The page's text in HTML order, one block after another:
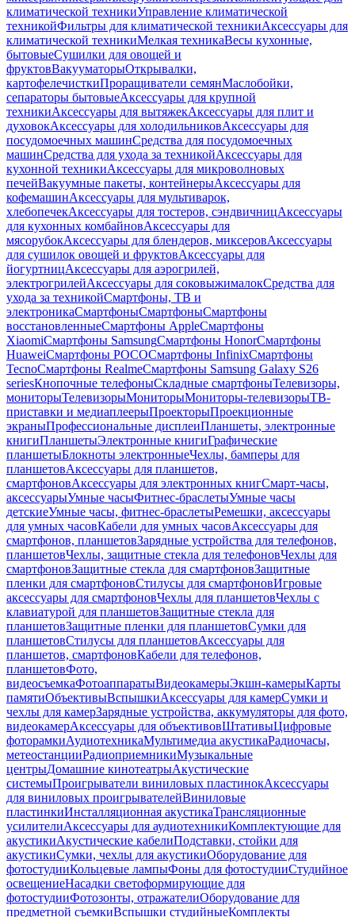
климатической техникиУправление климатической
техникойФильтры для климатической техникиАксессуары для
климатической техникиМелкая техникаВесы кухонные,
бытовыеСушилки для овощей и
фруктовВакууматорыОткрывалки,
картофелечисткиПроращиватели семянМаслобойки,
сепараторы бытовыеАксессуары для крупной
техникиАксессуары для вытяжекАксессуары для плит и
духовокАксессуары для холодильниковАксессуары для
посудомоечных машинСредства для посудомоечных
машинСредства для ухода за техникойАксессуары для
кухонной техникиАксессуары для микроволновых
печейВакуумные пакеты, контейнерыАксессуары для
кофемашинАксессуары для мультиварок,
хлебопечекАксессуары для тостеров, сэндвичницАксессуары
для кухонных комбайновАксессуары для
мясорубокАксессуары для блендеров, миксеровАксессуары
для сушилок овощей и фруктовАксессуары для
йогуртницАксессуары для аэрогрилей,
электрогрилейАксессуары для соковыжималокСредства для
ухода за техникойСмартфоны, ТВ и
электроникаСмартфоныСмартфоныСмартфоны
восстановленныеСмартфоны AppleСмартфоны
XiaomiСмартфоны SamsungСмартфоны HonorСмартфоны
HuaweiСмартфоны POCOСмартфоны InfinixСмартфоны
TecnoСмартфоны RealmeСмартфоны Samsung Galaxy S26
seriesКнопочные телефоныСкладные смартфоныТелевизоры,
мониторыТелевизорыМониторыМониторы-телевизорыТВ-
приставки и медиаплеерыПроекторыПроекционные
экраныПрофессиональные дисплеиПланшеты, электронные
книгиПланшетыЭлектронные книгиГрафические
планшетыБлокноты электронныеЧехлы, бамперы для
планшетовАксессуары для планшетов,
смартфоновАксессуары для электронных книгСмарт-часы,
аксессуарыУмные часыФитнес-браслетыУмные часы
детскиеУмные часы, фитнес-браслетыРемешки, аксессуары
для умных часовКабели для умных часовАксессуары для
смартфонов, планшетовЗарядные устройства для телефонов,
планшетовЧехлы, защитные стекла для телефоновЧехлы для
смартфоновЗащитные стекла для смартфоновЗащитные
пленки для смартфоновСтилусы для смартфоновИгровые
аксессуары для смартфоновЧехлы для планшетовЧехлы с
клавиатурой для планшетовЗащитные стекла для
планшетовЗащитные пленки для планшетовСумки для
планшетовСтилусы для планшетовАксессуары для
планшетов, смартфоновКабели для телефонов,
планшетовФото,
видеосъемкаФотоаппаратыВидеокамерыЭкшн-камерыКарты
памятиОбъективыВспышкиАксессуары для камерСумки и
чехлы для камерЗарядные устройства, аккумуляторы для фото,
видеокамерАксессуары для объективовШтативыЦифровые
фоторамкиАудиотехникаМультимедиа акустикаРадиочасы,
метеостанцииРадиоприемникиМузыкальные
центрыДомашние кинотеатрыАкустические
системыПроигрыватели виниловых пластинокАксессуары
для виниловых проигрывателейВиниловые
пластинкиИнсталляционная акустикаТрансляционные
усилителиАксессуары для аудиотехникиКомплектующие для
акустикиАкустические кабелиПодставки, стойки для
акустикиСумки, чехлы для акустикиОборудование для
фотостудииКольцевые лампыФоны для фотостудииСтудийное
освещениеНасадки светоформирующие для
фотостудииФотозонты, отражателиОборудование для
предметной съемкиВспышки студийныеКомплекты